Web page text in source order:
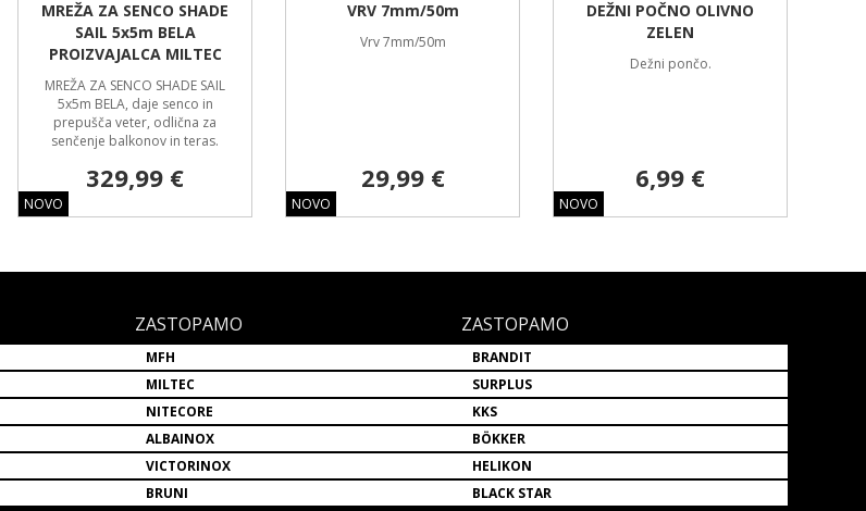
NOVO
MREŽA ZA SENCO SHADE
SAIL 5x5m BELA
PROIZVAJALCA MILTEC
MREŽA ZA SENCO SHADE SAIL
5x5m BELA, daje senco in
prepušča veter, odlična za
senčenje balkonov in teras.
329,99 €
NOVO
VRV 7mm/50m
Vrv 7mm/50m
29,99 €
NOVO
DEŽNI POČNO OLIVNO
ZELEN
Dežni pončo.
6,99 €
ZASTOPAMO
MFH
MILTEC
NITECORE
ALBAINOX
VICTORINOX
BRUNI
ZASTOPAMO
BRANDIT
SURPLUS
KKS
BÖKKER
HELIKON
BLACK STAR